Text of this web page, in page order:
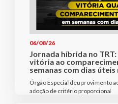
06/08/26
Jornada híbrida no
vitória ao
semanas com dias
Órgão Especial deu provimento
adoção de critério proporcional